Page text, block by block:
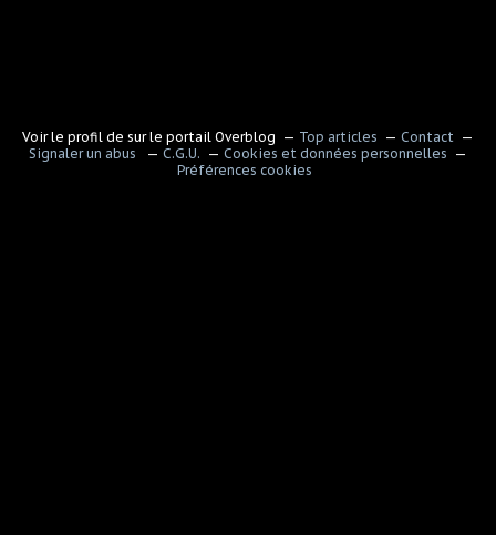
Voir le profil de sur le portail Overblog Top articles
Contact
Signaler un abus
C.G.U.
Cookies et données personnelles
Préférences cookies